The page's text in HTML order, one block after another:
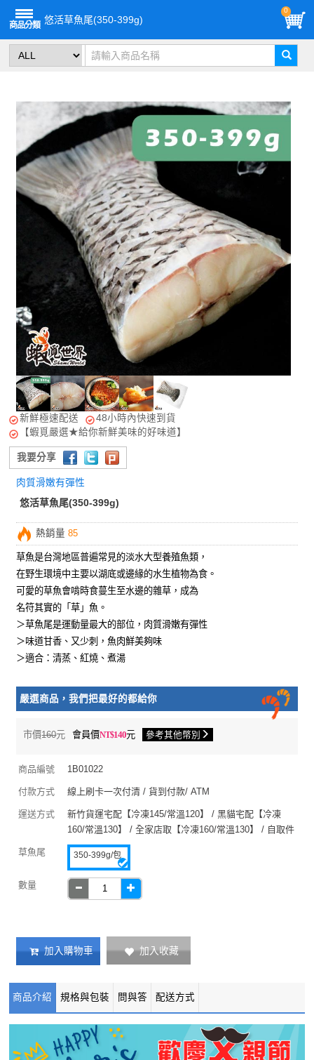
悠活草魚尾(350-399g)
0
新鮮極速配送
48小時內快速到貨
【蝦覓嚴選★給你新鮮美味的好味道】
我要分享
肉質滑嫩有彈性
悠活草魚尾(350-399g)
熱銷量85
草魚是台灣地區普遍常見的淡水大型養殖魚類，
在野生環境中主要以湖底或邊緣的水生植物為食。
可愛的草魚會啃時食蔓生至水邊的雜草，成為
名符其實的「草」魚。
＞草魚尾是運動量最大的部位，肉質滑嫩有彈性
＞味道甘香、又少刺，魚肉鮮美夠味
＞適合：清蒸、紅燒、煮湯
嚴選商品，我們把最好的都給你
市價160元 會員價 140元 參考其他幣別
商品編號 1B01022
付款方式 線上刷卡一次付清 / 貨到付款/ ATM
運送方式
新竹貨運宅配【冷凍145/常溫120】 / 黑貓宅配【冷凍
160/常溫130】 / 全家店取【冷凍160/常溫130】 / 自取件
草魚尾 350-399g/包
數量
加入購物車 加入收藏
商品介紹 規格與包裝 問與答 配送方式